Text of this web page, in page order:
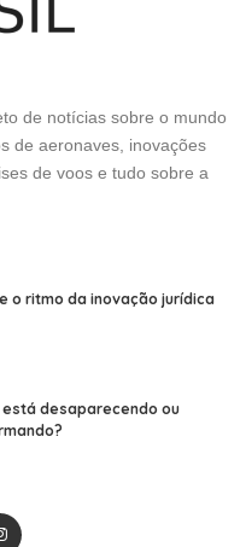
que regula as
abrangendo uma ampla
ramo do direito não